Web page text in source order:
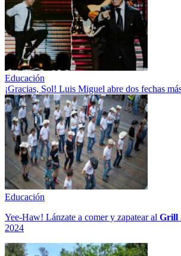
Educación
¡Gracias, Sol! Luis Miguel abre dos fechas
Educación
Yee-Haw! Lánzate a comer y zapatear al Grill
2024